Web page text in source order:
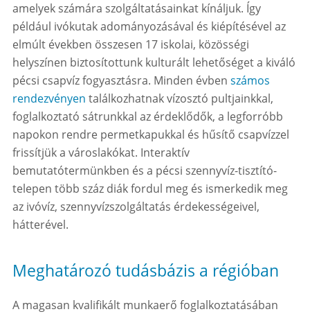
amelyek számára szolgáltatásainkat kínáljuk. Így
például ivókutak adományozásával és kiépítésével az
elmúlt években összesen 17 iskolai, közösségi
helyszínen biztosítottunk kulturált lehetőséget a kiváló
pécsi csapvíz fogyasztásra. Minden évben számos
rendezvényen találkozhatnak vízosztó pultjainkkal,
foglalkoztató sátrunkkal az érdeklődők, a legforróbb
napokon rendre permetkapukkal és hűsítő csapvízzel
frissítjük a városlakókat. Interaktív
bemutatótermünkben és a pécsi szennyvíz-tisztító-
telepen több száz diák fordul meg és ismerkedik meg
az ivóvíz, szennyvízszolgáltatás érdekességeivel,
hátterével.
Meghatározó tudásbázis a régióban
A magasan kvalifikált munkaerő foglalkoztatásában